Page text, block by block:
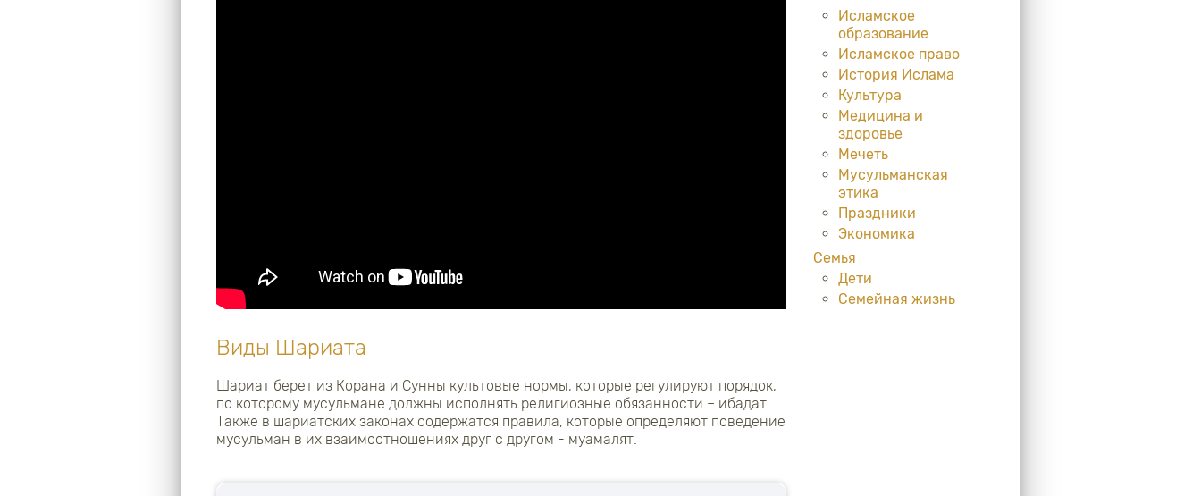
Виды Шариата
Шариат берет из Корана и Сунны культовые нормы, которые регулируют порядок,
по которому мусульмане должны исполнять религиозные обязанности – ибадат.
Также в шариатских законах содержатся правила, которые определяют поведение
мусульман в их взаимоотношениях друг с другом - муамалят.
Исламское
образование
Исламское право
История Ислама
Культура
Медицина и
здоровье
Мечеть
Мусульманская
этика
Праздники
Экономика
Семья
Дети
Семейная жизнь